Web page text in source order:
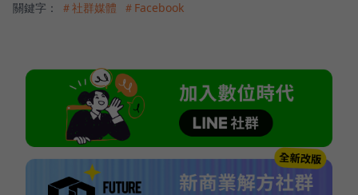
關鍵字： ＃社群媒體 ＃Facebook